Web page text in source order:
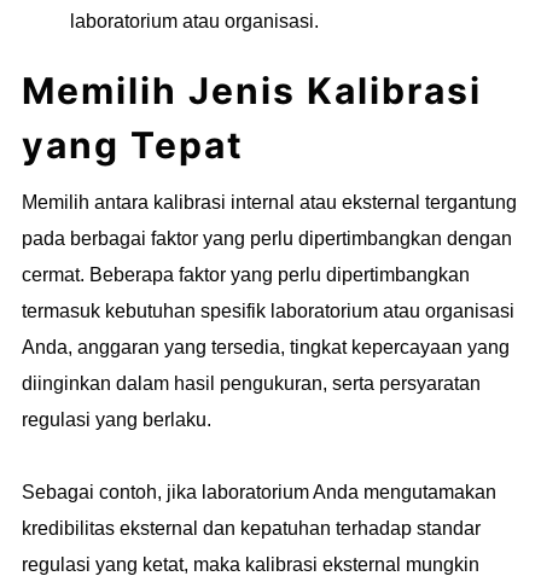
laboratorium atau organisasi.
Memilih Jenis Kalibrasi
yang Tepat
Memilih antara kalibrasi internal atau eksternal tergantung
pada berbagai faktor yang perlu dipertimbangkan dengan
cermat. Beberapa faktor yang perlu dipertimbangkan
termasuk kebutuhan spesifik laboratorium atau organisasi
Anda, anggaran yang tersedia, tingkat kepercayaan yang
diinginkan dalam hasil pengukuran, serta persyaratan
regulasi yang berlaku.
Sebagai contoh, jika laboratorium Anda mengutamakan
kredibilitas eksternal dan kepatuhan terhadap standar
regulasi yang ketat, maka kalibrasi eksternal mungkin